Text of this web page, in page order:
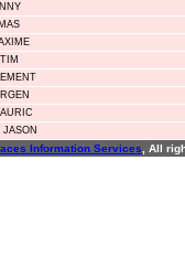
JASON
aces Information Services , All